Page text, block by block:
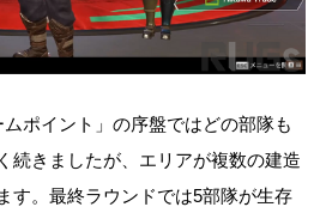
ポイント」の序盤ではどの部隊も
続きましたが、エリアが複数の建造
す。最終ラウンドでは5部隊が生存